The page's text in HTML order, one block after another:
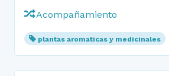
Acompañamiento
plantas aromaticas y medicinales